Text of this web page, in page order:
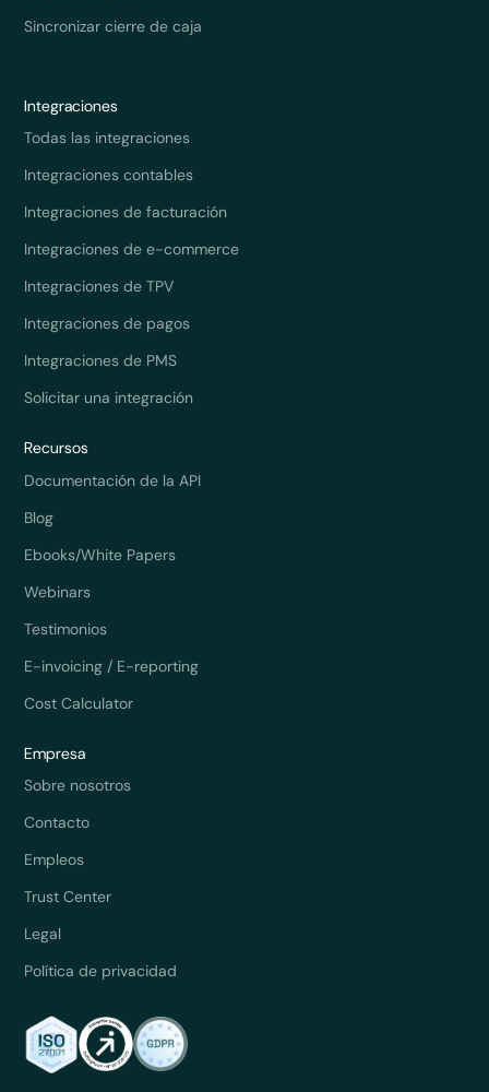
Sincronizar cierre de caja
Integraciones
Todas las integraciones
Integraciones contables
Integraciones de facturación
Integraciones de e-commerce
Integraciones de TPV
Integraciones de pagos
Integraciones de PMS
Solicitar una integración
Recursos
Documentación de la API
Blog
Ebooks/White Papers
Webinars
Testimonios
E-invoicing / E-reporting
Cost Calculator
Empresa
Sobre nosotros
Contacto
Empleos
Trust Center
Legal
Política de privacidad